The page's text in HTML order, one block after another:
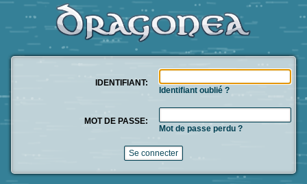
IDENTIFIANT:
Identifiant oublié ?
MOT DE PASSE:
Mot de passe perdu ?